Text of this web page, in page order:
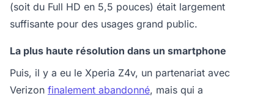
(soit du Full HD en 5,5 pouces) était largement
suffisante pour des usages grand public.
La plus haute résolution dans un smartphone
Puis, il y a eu le Xperia Z4v, un partenariat avec
Verizon finalement abandonné, mais qui a